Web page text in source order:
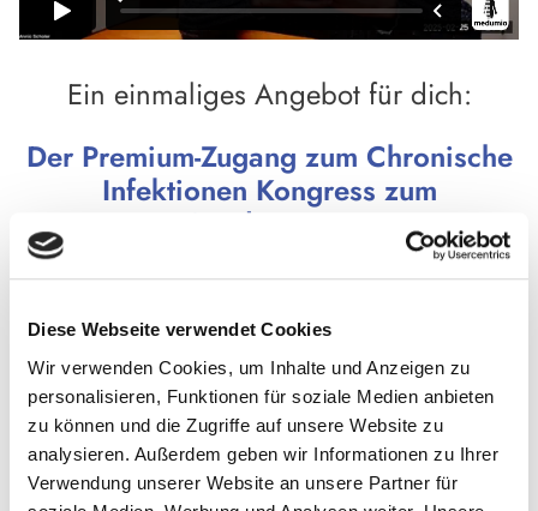
Diese Webseite verwendet Cookies
Wir verwenden Cookies, um Inhalte und Anzeigen zu
personalisieren, Funktionen für soziale Medien anbieten
zu können und die Zugriffe auf unsere Website zu
analysieren. Außerdem geben wir Informationen zu Ihrer
Verwendung unserer Website an unsere Partner für
Ein einmaliges Angebot für dich:
Der Premium-Zugang zum Chronische
Infektionen Kongress zum
Sonderpreis!
Möchtest du noch tiefer in die Thematik einsteigen und